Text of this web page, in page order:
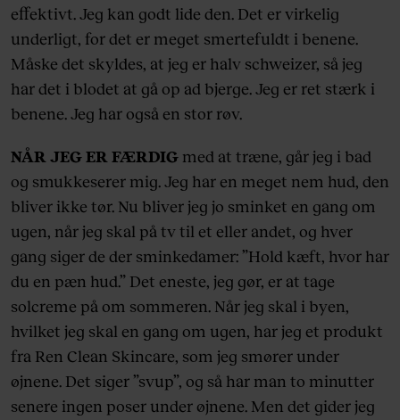
effektivt. Jeg kan godt lide den. Det er virkelig
underligt, for det er meget smertefuldt i benene.
Måske det skyldes, at jeg er halv schweizer, så jeg
har det i blodet at gå op ad bjerge. Jeg er ret stærk i
benene. Jeg har også en stor røv.
NÅR JEG ER FÆRDIG med at træne, går jeg i bad
og smukkeserer mig. Jeg har en meget nem hud, den
bliver ikke tør. Nu bliver jeg jo sminket en gang om
ugen, når jeg skal på tv til et eller andet, og hver
gang siger de der sminkedamer: ”Hold kæft, hvor har
du en pæn hud.” Det eneste, jeg gør, er at tage
solcreme på om sommeren. Når jeg skal i byen,
hvilket jeg skal en gang om ugen, har jeg et produkt
fra Ren Clean Skincare, som jeg smører under
øjnene. Det siger ”svup”, og så har man to minutter
senere ingen poser under øjnene. Men det gider jeg